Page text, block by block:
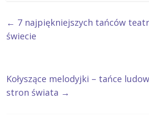
← 7 najpiękniejszych tańców
świecie
Kołyszące melodyjki – tańce
stron świata →